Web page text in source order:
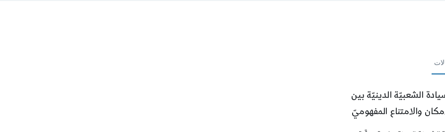
الشعبيّة الدينيّة بين
والامتناع المفهوميّ